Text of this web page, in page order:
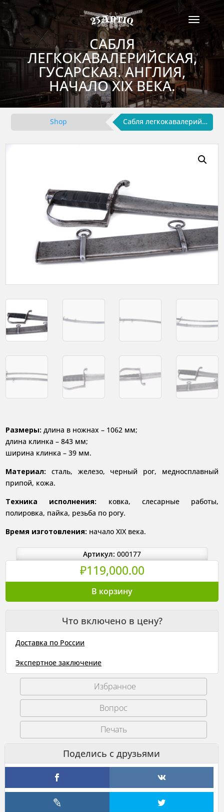
САБЛЯ
ЛЕГКОКАВАЛЕРИЙСКАЯ,
ГУСАРСКАЯ. АНГЛИЯ,
НАЧАЛО XIX ВЕКА.
Shop Сабля легкокавалерийская, гусарская. Англия, начало XIX века.
Размеры: длина в ножнах – 1062 мм;
длина клинка – 843 мм;
ширина клинка – 39 мм.
Материал: сталь, железо, черный рог, медносплавный
припой, кожа.
Техника исполнения: ковка, слесарные работы,
полировка, пайка, резьба по рогу.
Время изготовления: начало XIX века.
Артикул: 000177
₽119,000.00
товара
легкокавалерийская,
гусарская.
Англия,
века.
В корзину
Что включено в цену?
Доставка по России
Экспертное заключение
Избранное
Печать